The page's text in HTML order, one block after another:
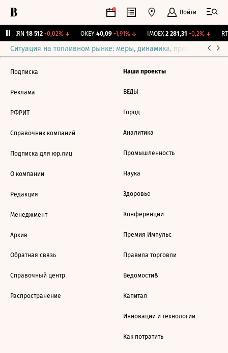
Войти
AKRN 18 512 -0,02%↓ OKEY 40,09 -1,91%↓ IMOEX 2 281,31 -0,2%↓
Ситуация на топливном рынке: меры, динамика, прогнозы
Подписка
Реклама
РФРИТ
Справочник компаний
Подписка для юр.лиц
О компании
Редакция
Менеджмент
Архив
Обратная связь
Справочный центр
Распространение
Наши проекты
ВЕДЫ
Город
Аналитика
Промышленность
Наука
Здоровье
Конференции
Премия Импульс
Правила торговли
Ведомости&
Капитал
Инновации и технологии
Как потратить